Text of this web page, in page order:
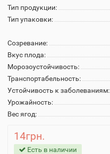
Тип продукции:
Тип упаковки:
Созревание:
Вкус плода:
Морозоустойчивость:
Транспортабельность:
Устойчивость к заболеваниям:
Урожайность:
Вес ягод:
14грн.
Есть в наличии